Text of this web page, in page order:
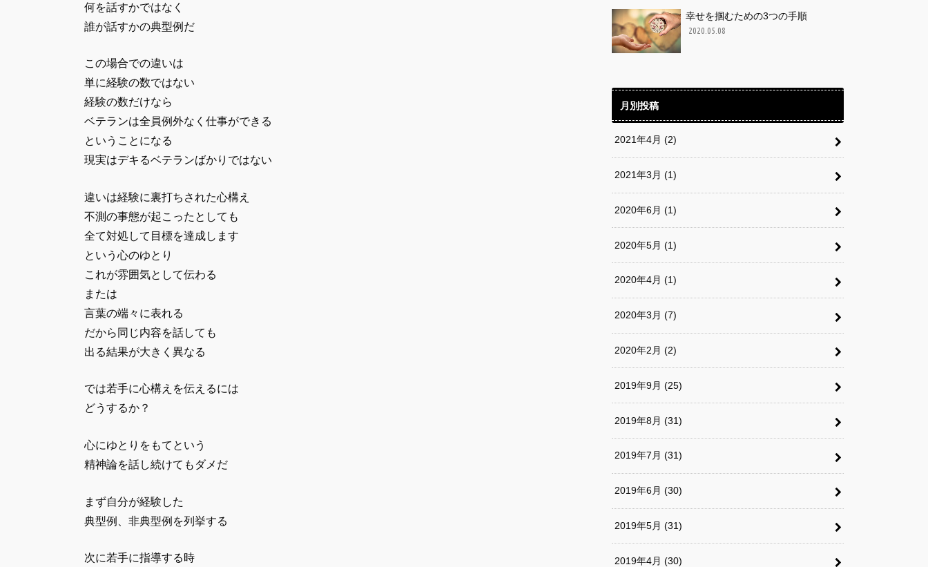
何を話すかではなく
誰が話すかの典型例だ
この場合での違いは
単に経験の数ではない
経験の数だけなら
ベテランは全員例外なく仕事ができる
ということになる
現実はデキるベテランばかりではない
違いは経験に裏打ちされた心構え
不測の事態が起こったとしても
全て対処して目標を達成します
という心のゆとり
これが雰囲気として伝わる
または
言葉の端々に表れる
だから同じ内容を話しても
出る結果が大きく異なる
では若手に心構えを伝えるには
どうするか？
心にゆとりをもてという
精神論を話し続けてもダメだ
まず自分が経験した
典型例、非典型例を列挙する
次に若手に指導する時
幸せを掴むための3つの手順
2020.05.08
月別投稿
2021年4月 (2)
2021年3月 (1)
2020年6月 (1)
2020年5月 (1)
2020年4月 (1)
2020年3月 (7)
2020年2月 (2)
2019年9月 (25)
2019年8月 (31)
2019年7月 (31)
2019年6月 (30)
2019年5月 (31)
2019年4月 (30)